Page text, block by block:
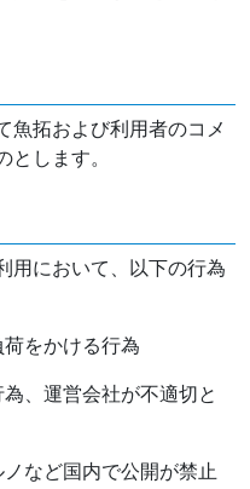
魚拓および利用者のコメ
とします。
用において、以下の行為
をかける行為
、運営会社が不適切と
など国内で公開が禁止